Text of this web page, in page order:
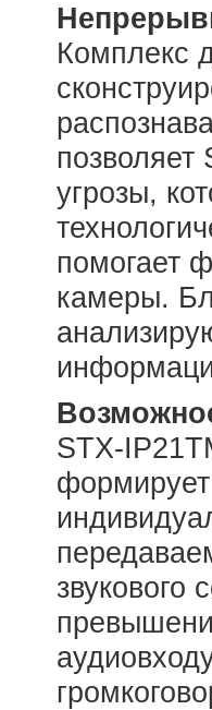
Комплекс
угрозы,
помогает
камеры.
STX-
звукового